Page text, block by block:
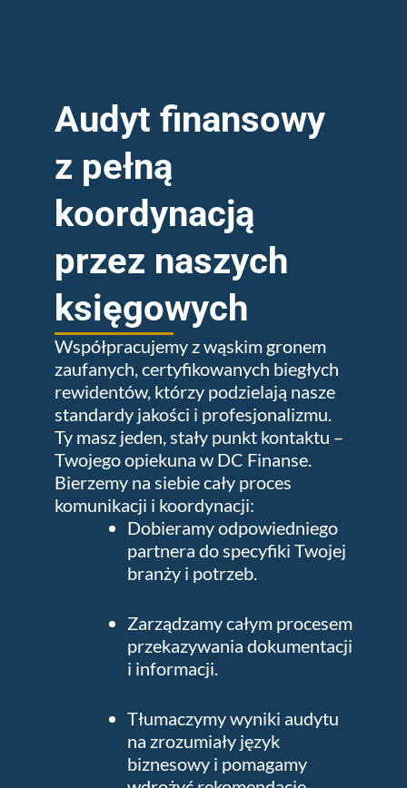
Audyt finansowy
z pełną
koordynacją
przez naszych
księgowych
Współpracujemy z wąskim gronem
zaufanych, certyfikowanych biegłych
rewidentów, którzy podzielają nasze
standardy jakości i profesjonalizmu.
Ty masz jeden, stały punkt kontaktu –
Twojego opiekuna w DC Finanse.
Bierzemy na siebie cały proces
komunikacji i koordynacji:
Dobieramy odpowiedniego
partnera do specyfiki Twojej
branży i potrzeb.
Zarządzamy całym procesem
przekazywania dokumentacji
i informacji.
Tłumaczymy wyniki audytu
na zrozumiały język
biznesowy i pomagamy